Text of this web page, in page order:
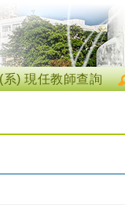
系) 現任教師查詢